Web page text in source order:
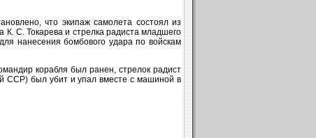
что экипаж самолета состоял из
К. С. Токарева и стрелка радиста младшего
нанесения бомбового удара по войскам
корабля был ранен, стрелок радист
ССР) был убит и упал вместе с машиной в